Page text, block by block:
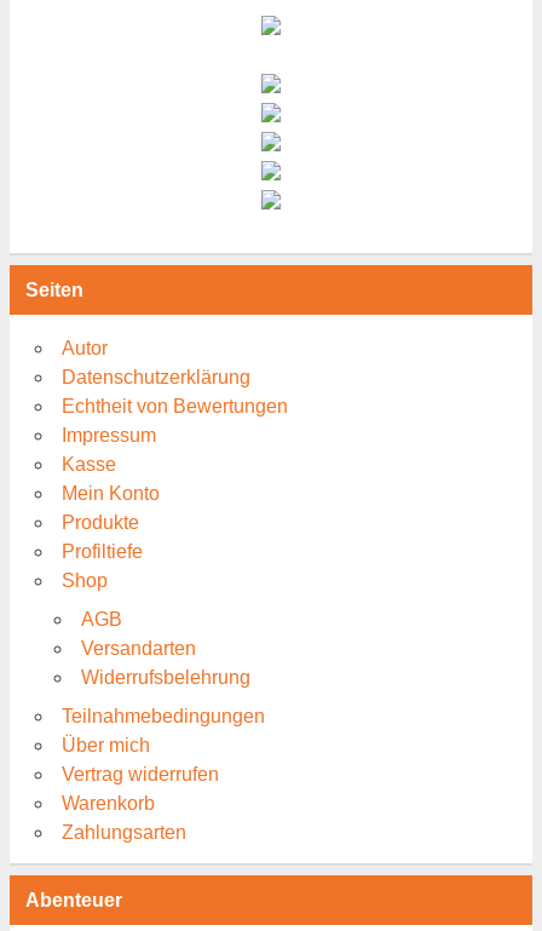
Seiten
Autor
Datenschutzerklärung
Echtheit von Bewertungen
Impressum
Kasse
Mein Konto
Produkte
Profiltiefe
Shop
AGB
Versandarten
Widerrufsbelehrung
Teilnahmebedingungen
Über mich
Vertrag widerrufen
Warenkorb
Zahlungsarten
Abenteuer